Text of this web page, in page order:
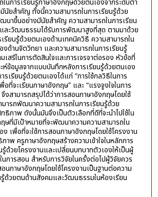
นการเรียนรู้ภาษาอังกฤษด้วยตนเองจากระดับต่ำ
นัยสำคัญ ทั้งนี้ความสามารถในการเรียนรู้ด้วย
าขึ้นอย่างมีนัยสำคัญ ความสามารถในการเรียน
ละวัฒนธรรมได้รับการพัฒนาสูงที่สุด ตามมาด้วย
รียนรู้ด้วยตนเองด้านเทคนิควิธี ความสามารถใน
งด้านจิตวิทยา และความสามารถในการเรียนรู้
เสรีในการตัดสินใจและการเจรจาต่อรอง หัวข้อที่
ะห์ข้อมูลจากแบบบันทึกหลังการเรียนรู้ด้วยตนเอง
เรียนรู้ด้วยตนเองได้แก่ “การใช้กลวิธีในการ
ที่จะเรียนภาษาอังกฤษ” และ “แรงจูงใจในการ
งสามารถสรุปได้ว่าการสอนภาษาอังกฤษโดยใช้
มารถพัฒนาความสามารถในการเรียนรู้ด้วย
ธิภาพ ดังนั้นมันจึงเป็นตัวเลือกที่ดีที่จะนำไปใช้ใน
ษที่มีเป้าหมายที่จะพัฒนาความความสามารถใน
เพื่อที่จะใช้การสอนภาษาอังกฤษโดยใช้โครงงาน
ภาพ ครูภาษาอังกฤษสร้างความเข้าใจในหลักการ
ด้วยโครงงานและเปลี่ยนบทบาทตัวเองให้เป็นผู้
นการสอน สำหรับการวิจัยในครั้งต่อไปผู้วิจัยควร
นภาษาอังกฤษโดยใช้โครงงานเป็นฐานต่อความ
รู้ด้วยตนด้านสังคมและวัฒนธรรมในห้องเรียน